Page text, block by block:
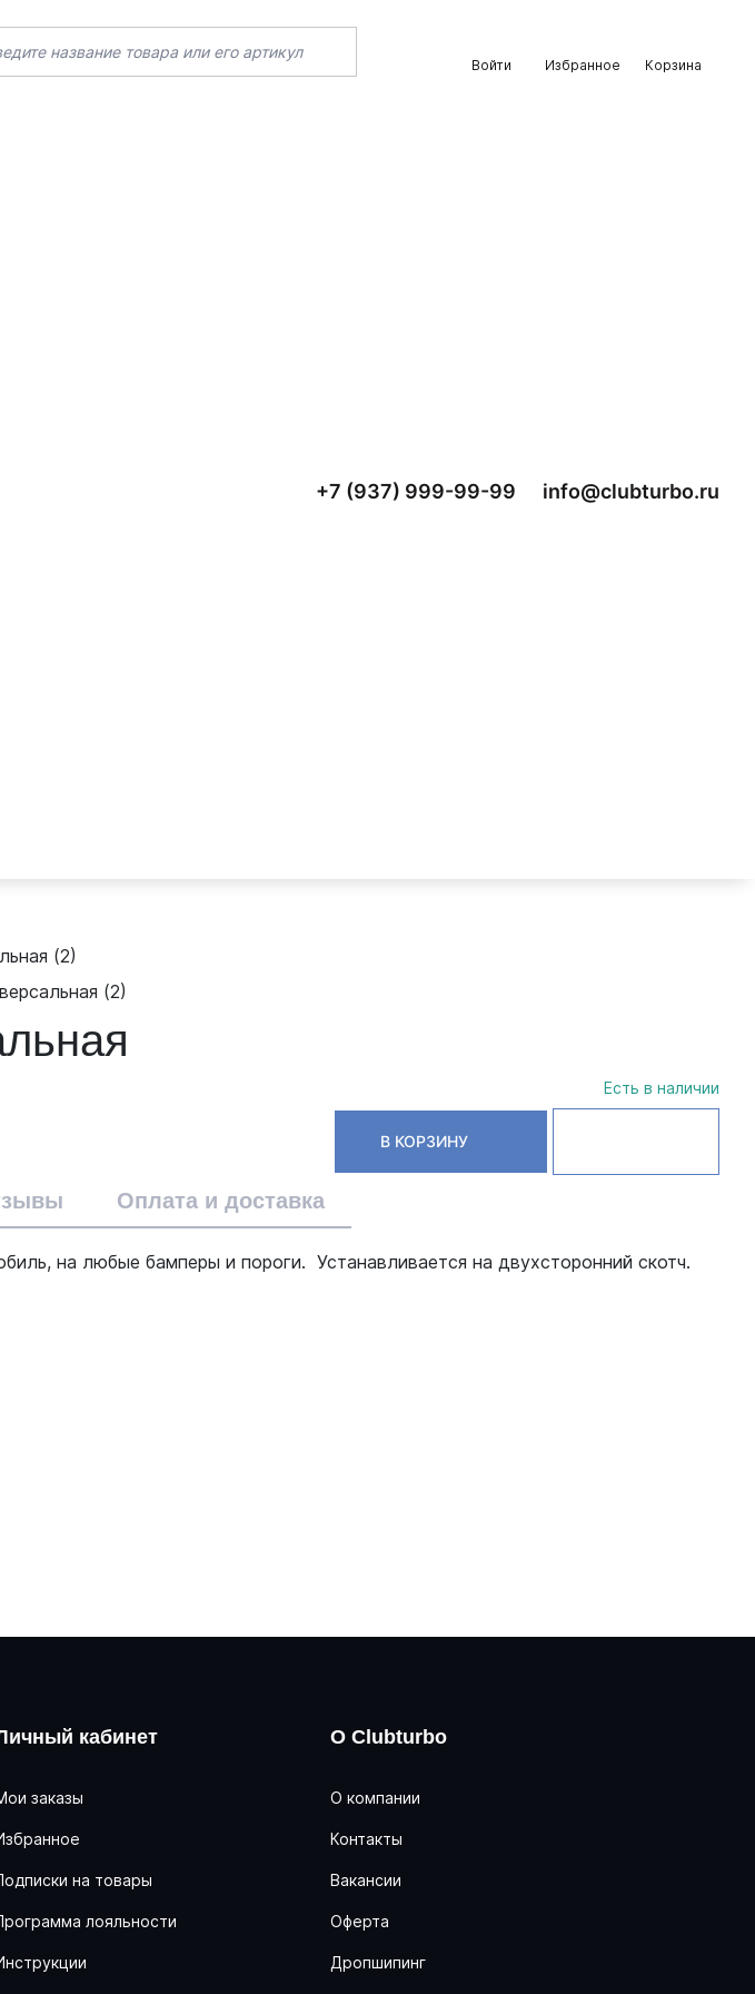
Войти Избранное Корзина
+7 (937) 999-99-99 info@clubturbo.ru
Есть в наличии
В КОРЗИНУ
Оплата и доставка
на любые бамперы и пороги. Устанавливается на двухсторонний скотч.
кабинет
заказы
на товары
лояльности
О Clubturbo
О компании
Контакты
Вакансии
Оферта
Дропшипинг